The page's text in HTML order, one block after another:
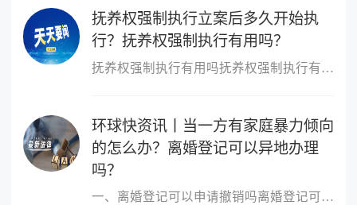
抚养权强制执行立案后多久开始执
行？抚养权强制执行有用吗？
抚养权强制执行有用吗抚养权强制执行有用，抚养权也是可以申请强制
环球快资讯丨当一方有家庭暴力倾向
的怎么办？离婚登记可以异地办理
吗？
一、离婚登记可以申请撤销吗离婚登记可以申请撤销。依据我国最新《